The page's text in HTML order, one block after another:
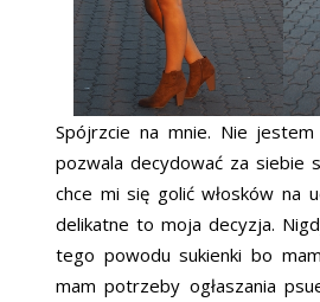
Spójrzcie na mnie. Nie
pozwala decydować za siebie
chce mi się golić włosków na
delikatne to moja decyzja.
tego powodu sukienki bo
mam potrzeby ogłaszania